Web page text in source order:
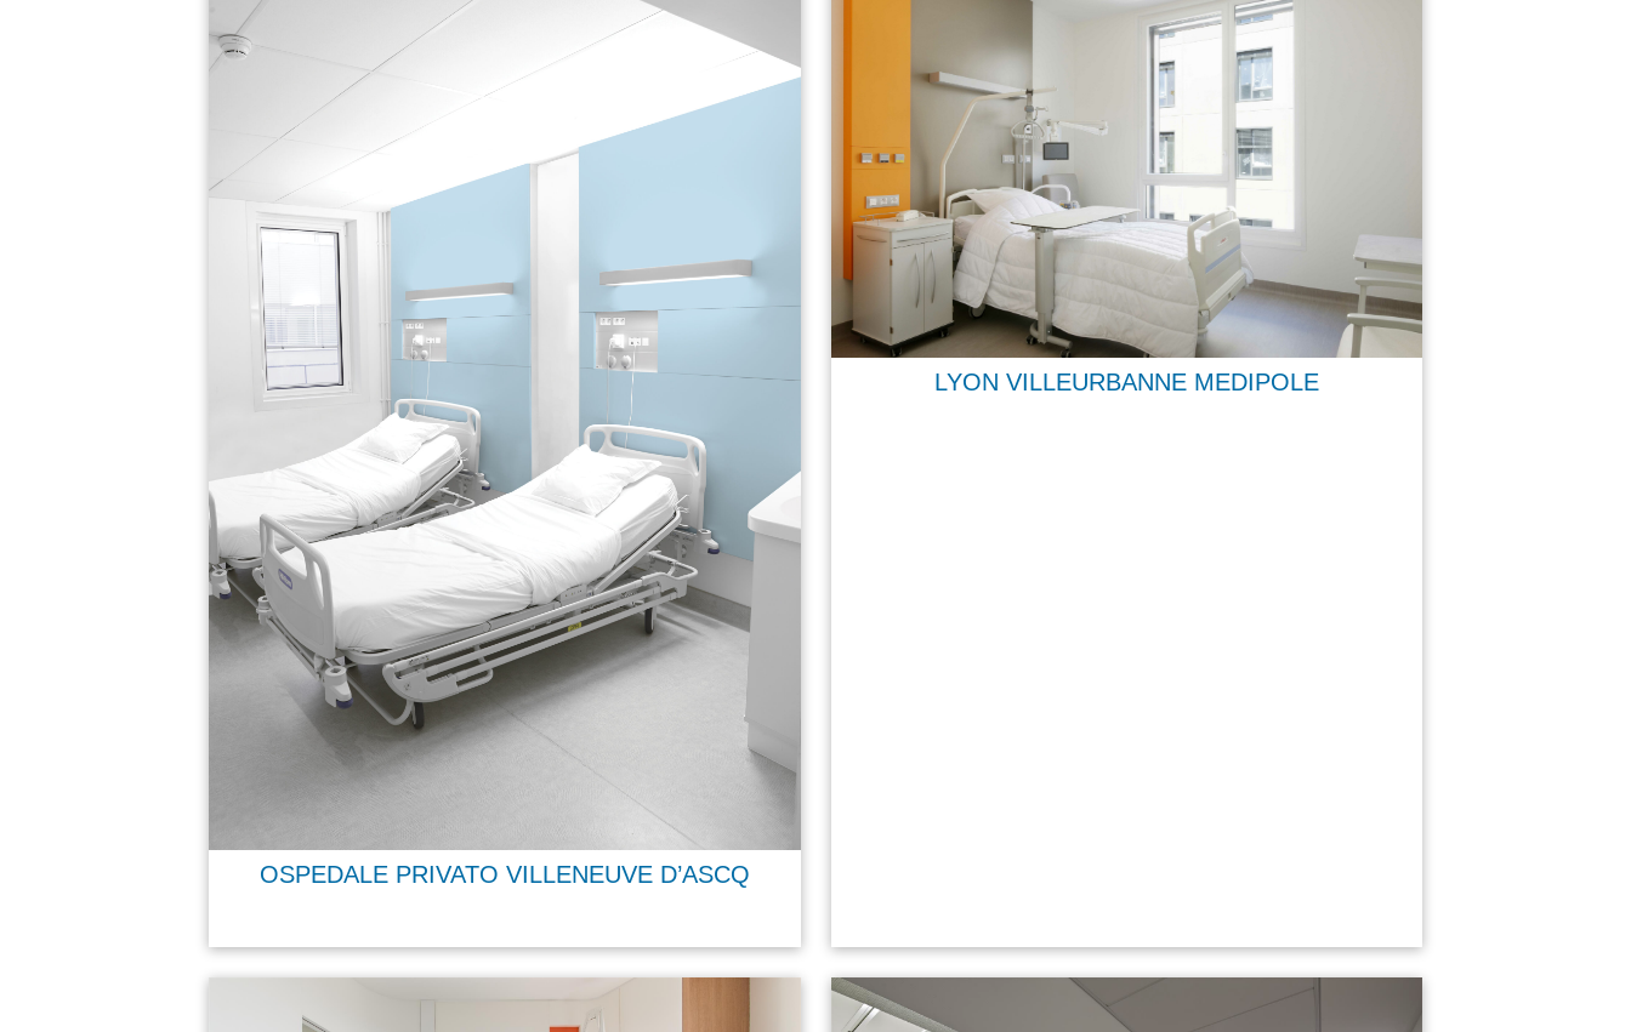
OSPEDALE PRIVATO VILLENEUVE D’ASCQ
LYON VILLEURBANNE MEDIPOLE